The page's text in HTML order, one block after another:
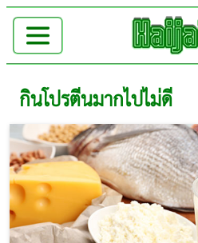
กินโปรตีนมากไปไม่ดี